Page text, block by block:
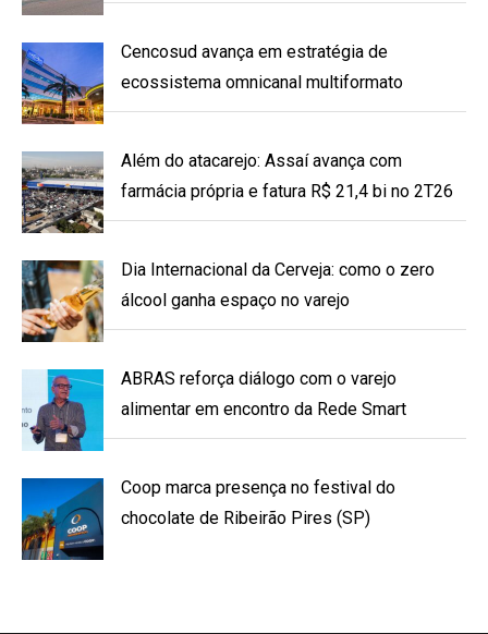
Cencosud avança em estratégia de
ecossistema omnicanal multiformato
Além do atacarejo: Assaí avança com
farmácia própria e fatura R$ 21,4 bi no 2T26
Dia Internacional da Cerveja: como o zero
álcool ganha espaço no varejo
ABRAS reforça diálogo com o varejo
alimentar em encontro da Rede Smart
Coop marca presença no festival do
chocolate de Ribeirão Pires (SP)